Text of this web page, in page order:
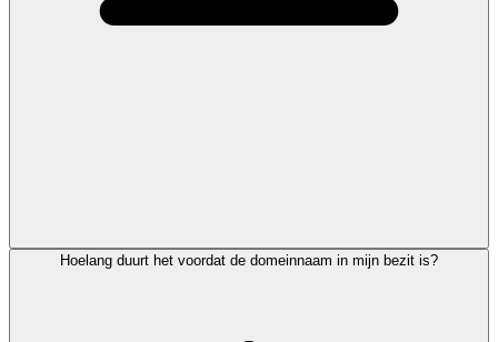
Hoelang duurt het voordat de domeinnaam in mijn bezit is?